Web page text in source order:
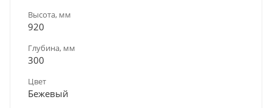
Высота, мм
920
Глубина, мм
300
Цвет
Бежевый